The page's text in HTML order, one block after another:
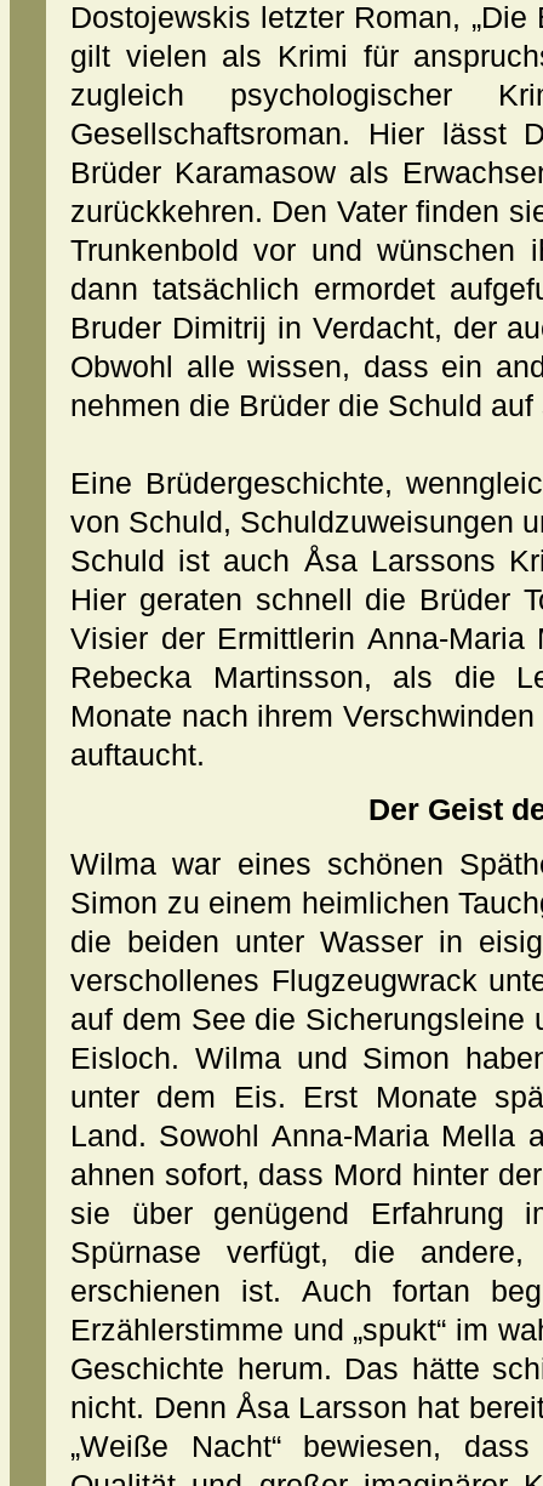
Dostojewskis letzter Roman, „Die
gilt vielen als Krimi für
zugleich psychologischer
Gesellschaftsroman. Hier lässt
Brüder Karamasow als
zurückkehren. Den Vater finden
Trunkenbold vor und wünschen
dann tatsächlich ermordet
Bruder Dimitrij in Verdacht, der
Obwohl alle wissen, dass ein
nehmen die Brüder die Schuld auf
Eine Brüdergeschichte,
von Schuld, Schuldzuweisungen
Schuld ist auch Åsa Larssons
Hier geraten schnell die Brüder
Visier der Ermittlerin Anna-
Rebecka Martinsson, als die
Monate nach ihrem
auftaucht.
Der Geist
Wilma war eines schönen
Simon zu einem heimlichen
die beiden unter Wasser in
verschollenes Flugzeugwrack
auf dem See die Sicherungsleine
Eisloch. Wilma und Simon
unter dem Eis. Erst Monate
Land. Sowohl Anna-Maria Mella
ahnen sofort, dass Mord hinter
sie über genügend Erfahrung
Spürnase verfügt, die
erschienen ist. Auch fortan
Erzählerstimme und „spukt“ im
Geschichte herum. Das hätte
nicht. Denn Åsa Larsson hat
„Weiße Nacht“ bewiesen,